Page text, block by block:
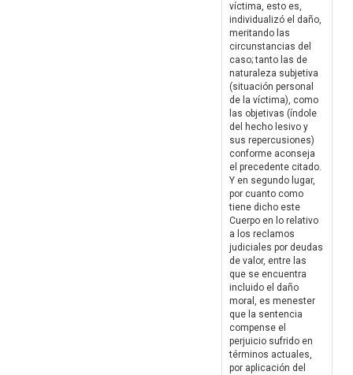
víctima, esto es,
individualizó el daño,
meritando las
circunstancias del
caso; tanto las de
naturaleza subjetiva
(situación personal
de la víctima), como
las objetivas (índole
del hecho lesivo y
sus repercusiones)
conforme aconseja
el precedente citado.
Y en segundo lugar,
por cuanto como
tiene dicho este
Cuerpo en lo relativo
a los reclamos
judiciales por deudas
de valor, entre las
que se encuentra
incluido el daño
moral, es menester
que la sentencia
compense el
perjuicio sufrido en
términos actuales,
por aplicación del